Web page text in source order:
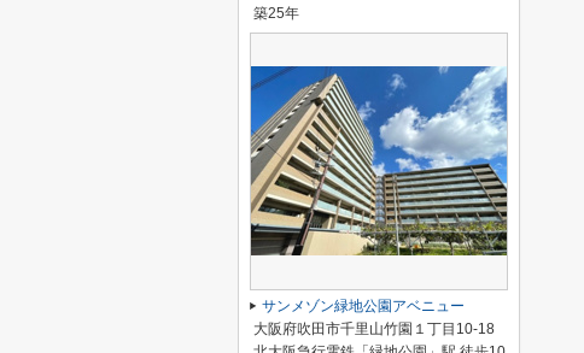
築25年
サンメゾン緑地公園アベニュー
大阪府吹田市千里山竹園１丁目10-18